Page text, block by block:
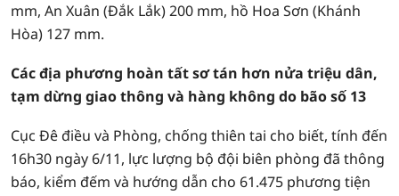
mm, An Xuân (Đắk Lắk) 200 mm, hồ Hoa Sơn (Khánh
Hòa) 127 mm.
Các địa phương hoàn tất sơ tán hơn nửa triệu dân,
tạm dừng giao thông và hàng không do bão số 13
Cục Đê điều và Phòng, chống thiên tai cho biết, tính đến
16h30 ngày 6/11, lực lượng bộ đội biên phòng đã thông
báo, kiểm đếm và hướng dẫn cho 61.475 phương tiện